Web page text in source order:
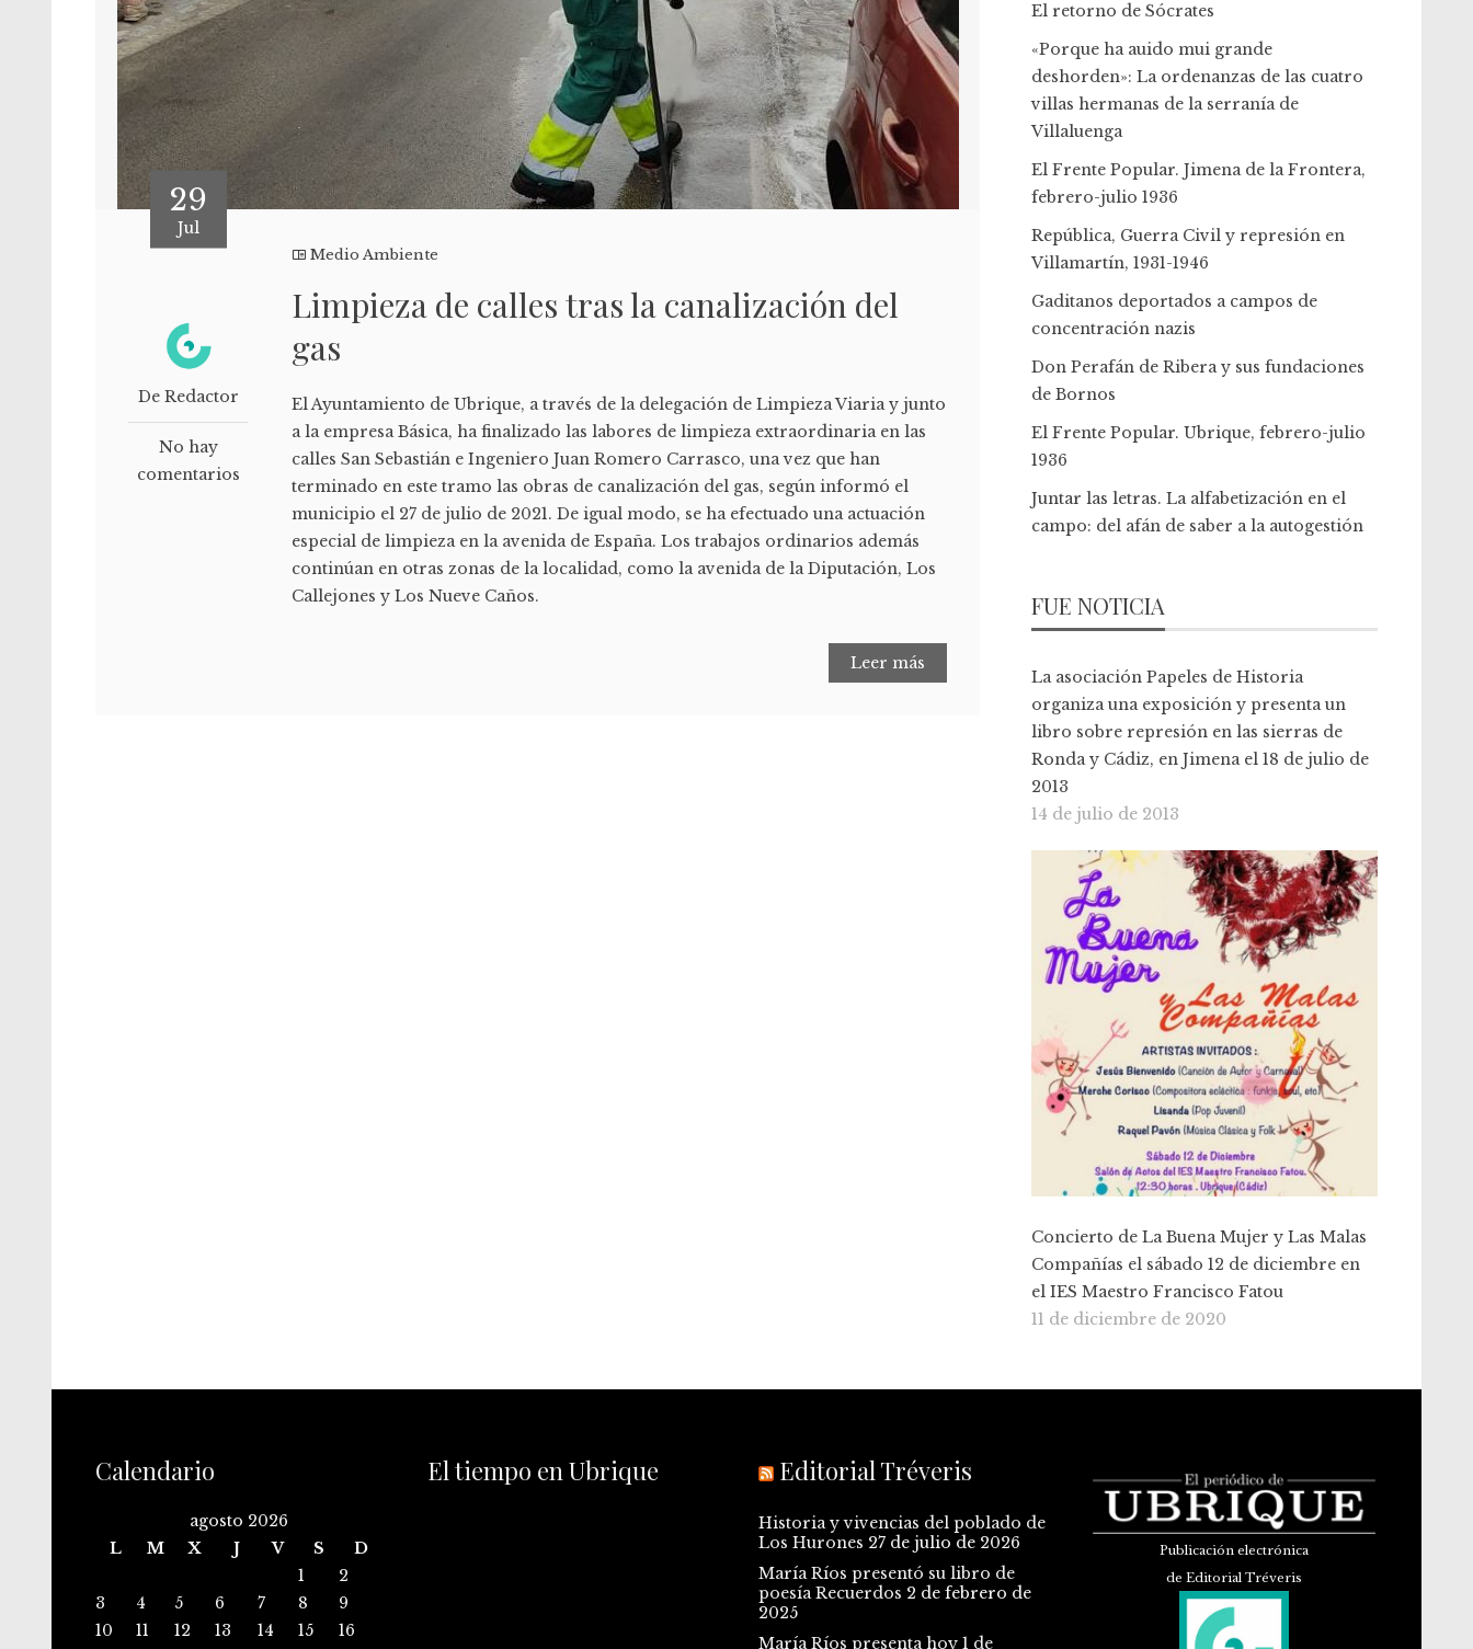
29
Jul
De Redactor
No hay
comentarios
Medio Ambiente
Limpieza de calles tras la canalización del
gas
El Ayuntamiento de Ubrique, a través de la delegación de Limpieza Viaria y junto
a la empresa Básica, ha finalizado las labores de limpieza extraordinaria en las
calles San Sebastián e Ingeniero Juan Romero Carrasco, una vez que han
terminado en este tramo las obras de canalización del gas, según informó el
municipio el 27 de julio de 2021. De igual modo, se ha efectuado una actuación
especial de limpieza en la avenida de España. Los trabajos ordinarios además
continúan en otras zonas de la localidad, como la avenida de la Diputación, Los
Callejones y Los Nueve Caños.
Leer más
El retorno de Sócrates
«Porque ha auido mui grande
deshorden»: La ordenanzas de las cuatro
villas hermanas de la serranía de
Villaluenga
El Frente Popular. Jimena de la Frontera,
febrero-julio 1936
República, Guerra Civil y represión en
Villamartín, 1931-1946
Gaditanos deportados a campos de
concentración nazis
Don Perafán de Ribera y sus fundaciones
de Bornos
El Frente Popular. Ubrique, febrero-julio
1936
Juntar las letras. La alfabetización en el
campo: del afán de saber a la autogestión
FUE NOTICIA
La asociación Papeles de Historia
organiza una exposición y presenta un
libro sobre represión en las sierras de
Ronda y Cádiz, en Jimena el 18 de julio de
2013
14 de julio de 2013
Concierto de La Buena Mujer y Las Malas
Compañías el sábado 12 de diciembre en
el IES Maestro Francisco Fatou
11 de diciembre de 2020
Calendario
agosto 2026
L
M X J V S
D
1
2
3
4 5 6 7 8
9
10
11 12 13 14 15
16
El tiempo en Ubrique Editorial Tréveris
Historia y vivencias del poblado de
Los Hurones 27 de julio de 2026
María Ríos presentó su libro de
poesía Recuerdos 2 de febrero de
2025
María Ríos presenta hoy 1 de
Publicación electrónica
de Editorial Tréveris